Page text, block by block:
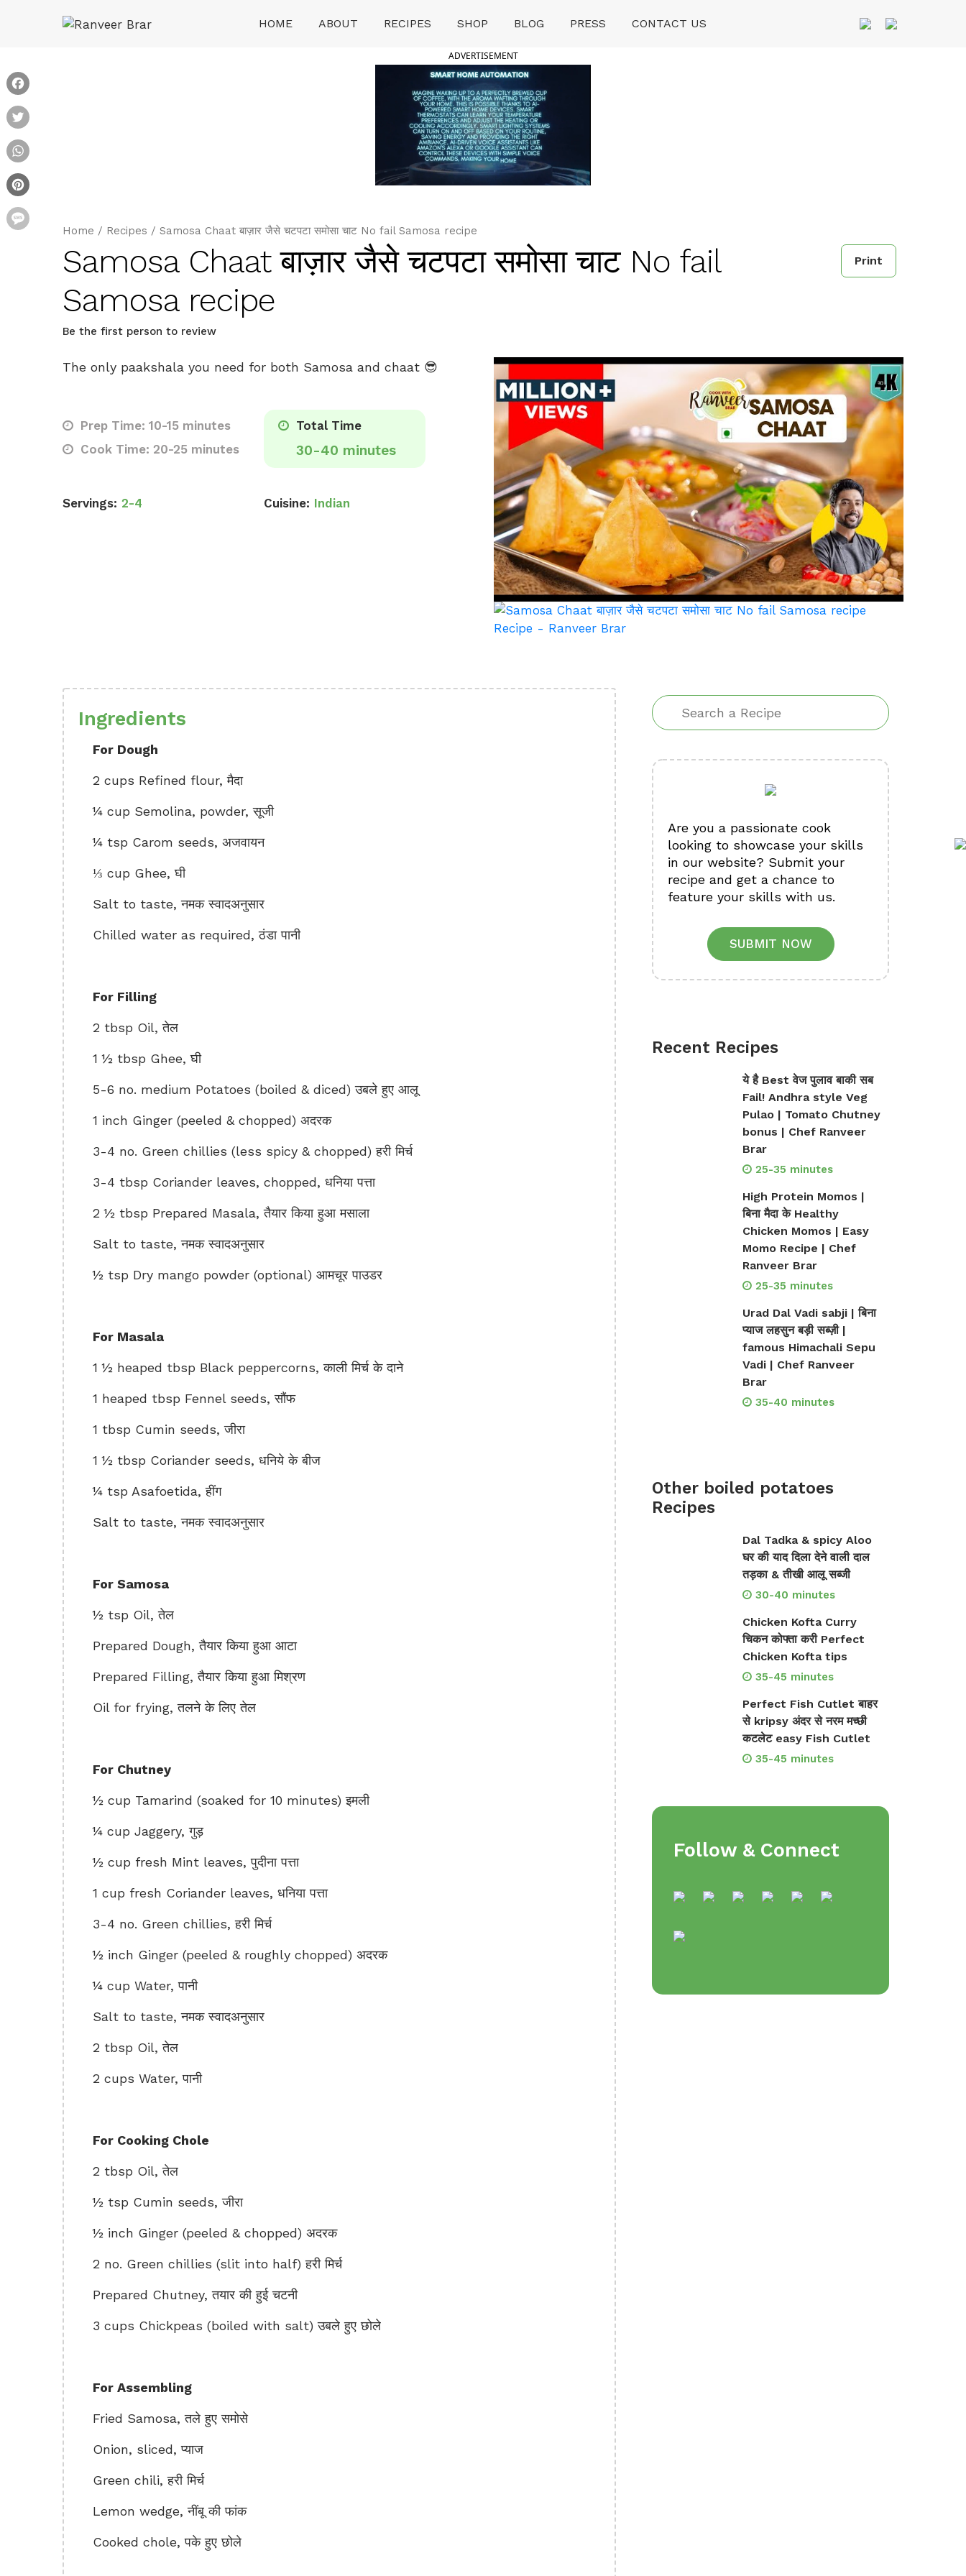
HOME ABOUT RECIPES SHOP BLOG PRESS CONTACT US
ADVERTISEMENT
Home / Recipes / Samosa Chaat बाज़ार जैसे चटपटा समोसा चाट No fail Samosa recipe
Samosa Chaat बाज़ार जैसे चटपटा समोसा चाट No fail
Samosa recipe
Be the first person to review
Print
The only paakshala you need for both Samosa and chaat 😎
Prep Time: 10-15 minutes
Cook Time: 20-25 minutes
Total Time
30-40 minutes
Servings: 2-4 Cuisine: Indian
Ingredients
For Dough
2 cups Refined flour, मैदा
¼ cup Semolina, powder, सूजी
¼ tsp Carom seeds, अजवायन
⅓ cup Ghee, घी
Salt to taste, नमक स्वादअनुसार
Chilled water as required, ठंडा पानी
For Filling
2 tbsp Oil, तेल
1 ½ tbsp Ghee, घी
5-6 no. medium Potatoes (boiled & diced) उबले हुए आलू
1 inch Ginger (peeled & chopped) अदरक
3-4 no. Green chillies (less spicy & chopped) हरी मिर्च
3-4 tbsp Coriander leaves, chopped, धनिया पत्ता
2 ½ tbsp Prepared Masala, तैयार किया हुआ मसाला
Salt to taste, नमक स्वादअनुसार
½ tsp Dry mango powder (optional) आमचूर पाउडर
For Masala
1 ½ heaped tbsp Black peppercorns, काली मिर्च के दाने
1 heaped tbsp Fennel seeds, सौंफ
1 tbsp Cumin seeds, जीरा
1 ½ tbsp Coriander seeds, धनिये के बीज
¼ tsp Asafoetida, हींग
Salt to taste, नमक स्वादअनुसार
For Samosa
½ tsp Oil, तेल
Prepared Dough, तैयार किया हुआ आटा
Prepared Filling, तैयार किया हुआ मिश्रण
Oil for frying, तलने के लिए तेल
For Chutney
½ cup Tamarind (soaked for 10 minutes) इमली
¼ cup Jaggery, गुड़
½ cup fresh Mint leaves, पुदीना पत्ता
1 cup fresh Coriander leaves, धनिया पत्ता
3-4 no. Green chillies, हरी मिर्च
½ inch Ginger (peeled & roughly chopped) अदरक
¼ cup Water, पानी
Salt to taste, नमक स्वादअनुसार
2 tbsp Oil, तेल
2 cups Water, पानी
For Cooking Chole
2 tbsp Oil, तेल
½ tsp Cumin seeds, जीरा
½ inch Ginger (peeled & chopped) अदरक
2 no. Green chillies (slit into half) हरी मिर्च
Prepared Chutney, तयार की हुई चटनी
3 cups Chickpeas (boiled with salt) उबले हुए छोले
For Assembling
Fried Samosa, तले हुए समोसे
Onion, sliced, प्याज
Green chili, हरी मिर्च
Lemon wedge, नींबू की फांक
Cooked chole, पके हुए छोले
Are you a passionate cook
looking to showcase your skills
in our website? Submit your
recipe and get a chance to
feature your skills with us.
SUBMIT NOW
Recent Recipes
ये है Best वेज पुलाव बाकी सब
Fail! Andhra style Veg
Pulao | Tomato Chutney
bonus | Chef Ranveer
Brar
25-35 minutes
High Protein Momos |
बिना मैदा के Healthy
Chicken Momos | Easy
Momo Recipe | Chef
Ranveer Brar
25-35 minutes
Urad Dal Vadi sabji | बिना
प्याज लहसुन बड़ी सब्ज़ी |
famous Himachali Sepu
Vadi | Chef Ranveer
Brar
35-40 minutes
Other boiled potatoes
Recipes
Dal Tadka & spicy Aloo
घर की याद दिला देने वाली दाल
तड़का & तीखी आलू सब्जी
30-40 minutes
Chicken Kofta Curry
चिकन कोफ्ता करी Perfect
Chicken Kofta tips
35-45 minutes
Perfect Fish Cutlet बाहर
से kripsy अंदर से नरम मच्छी
कटलेट easy Fish Cutlet
35-45 minutes
Follow & Connect
Message